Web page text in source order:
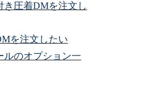
き圧着DMを注文し
を注文したい
ルのオプション一